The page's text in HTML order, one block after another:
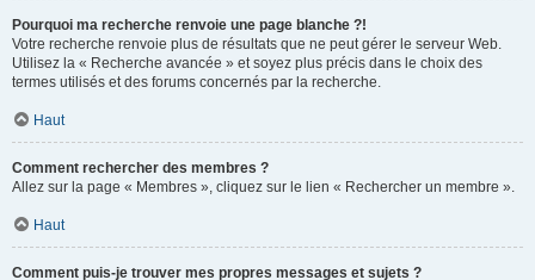
Pourquoi ma recherche renvoie une page blanche ?!
Votre recherche renvoie plus de résultats que ne peut gérer le serveur Web.
Utilisez la « Recherche avancée » et soyez plus précis dans le choix des
termes utilisés et des forums concernés par la recherche.
Haut
Comment rechercher des membres ?
Allez sur la page « Membres », cliquez sur le lien « Rechercher un membre ».
Haut
Comment puis-je trouver mes propres messages et sujets ?